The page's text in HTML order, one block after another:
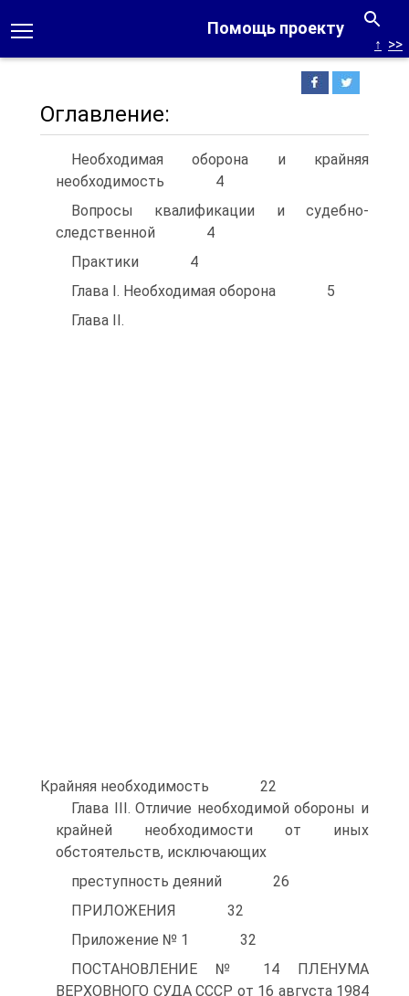
Помощь проекту
↑ >>
Оглавление:
Необходимая оборона и крайняя
необходимость 4
Вопросы квалификации и судебно-
следственной 4
Практики 4
Глава I. Необходимая оборона 5
Глава II.
Крайняя необходимость 22
Глава III. Отличие необходимой обороны и
крайней необходимости от иных
обстоятельств, исключающих
преступность деяний 26
ПРИЛОЖЕНИЯ 32
Приложение № 1 32
ПОСТАНОВЛЕНИЕ № 14 ПЛЕНУМА
ВЕРХОВНОГО СУДА СССР от 16 августа 1984